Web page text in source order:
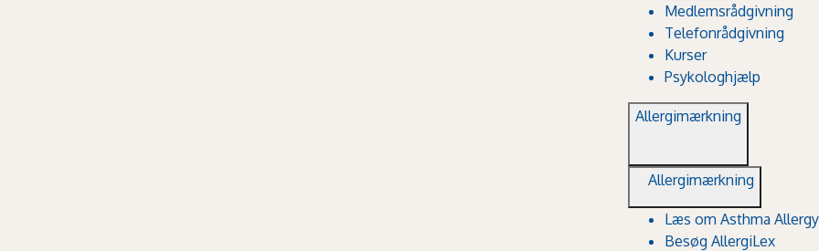
Medlemsrådgivning
Telefonrådgivning
Kurser
Psykologhjælp
Allergimærkning
Allergimærkning
Læs om Asthma
Besøg AllergiLex